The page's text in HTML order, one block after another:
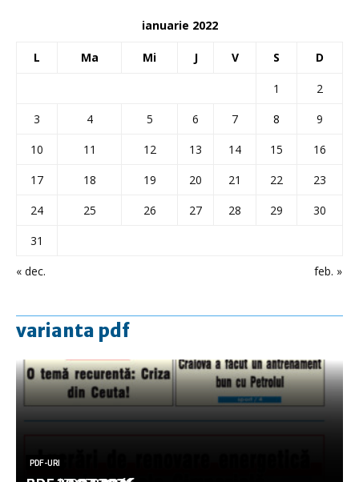
ianuarie 2022
L Ma Mi J V S D
« dec. feb. »
1
2
3
4 5 6 7 8
9
10
11 12 13 14 15
16
17
18 19 20 21 22
23
24
25 26 27 28 29
30
31
varianta pdf
PDF-URI
PDF-URI
PDF-URI
PDF-URI
PDF-URI